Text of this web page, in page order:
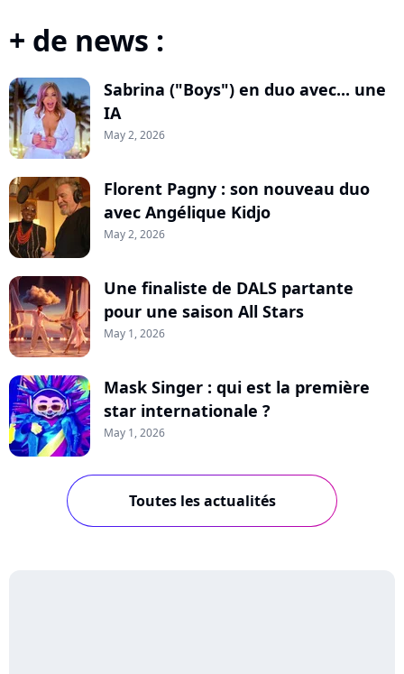
+ de news :
Sabrina ("Boys") en duo avec... une
IA
May 2, 2026
Florent Pagny : son nouveau duo
avec Angélique Kidjo
May 2, 2026
Une finaliste de DALS partante
pour une saison All Stars
May 1, 2026
Mask Singer : qui est la première
star internationale ?
May 1, 2026
Toutes les actualités